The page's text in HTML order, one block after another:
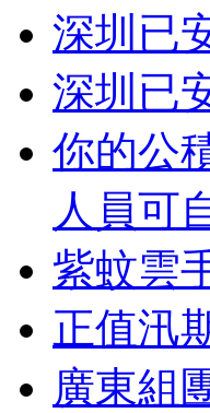
深圳已
深圳已
你的公
人員可
紫蚊雲
正值汛
廣東組